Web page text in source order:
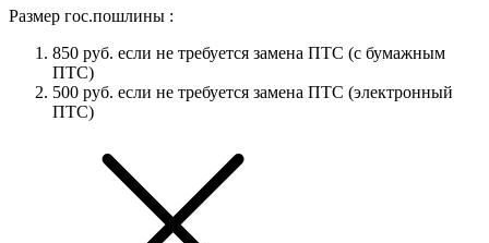
Размер гос.пошлины :
850 руб. если не требуется замена ПТС (с бумажным
ПТС)
500 руб. если не требуется замена ПТС (электронный
ПТС)